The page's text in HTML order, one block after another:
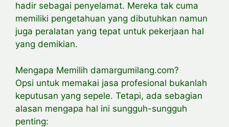
hadir sebagai penyelamat. Mereka tak cuma
memiliki pengetahuan yang dibutuhkan namun
juga peralatan yang tepat untuk pekerjaan hal
yang demikian.
Mengapa Memilih damargumilang.com?
Opsi untuk memakai jasa profesional bukanlah
keputusan yang sepele. Tetapi, ada sebagian
alasan mengapa hal ini sungguh-sungguh
penting: